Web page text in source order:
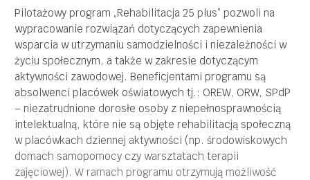
– umożliwienie ON funkcjonowania we własnym
środowisku lokalnym i niekorzystanie z form
instytucjonalnego wsparcia np. z DPS
– inspirowanie i wspieranie rodziny oraz najbliższego
otoczenia osoby niepełnosprawnej do jak
najefektywniejszej pomocy
– planowanie, tworzenie i monitorowanie realizacji
indywidualnego planu działania
Pilotażowy program „Rehabilitacja 25 plus” pozwoli na
wypracowanie rozwiązań dotyczących zapewnienia
wsparcia w utrzymaniu samodzielności i niezależności w
życiu społecznym, a także w zakresie dotyczącym
aktywności zawodowej. Beneficjentami programu są
absolwenci placówek oświatowych tj.: OREW, ORW, SPdP
– niezatrudnione dorosłe osoby z niepełnosprawnością
intelektualną, które nie są objęte rehabilitacją społeczną
w placówkach dziennej aktywności (np. środowiskowych
domach samopomocy czy warsztatach terapii
zajęciowej). W ramach programu otrzymują możliwość